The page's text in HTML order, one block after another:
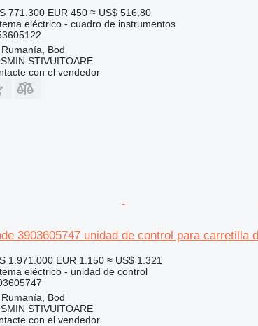
771.300 EUR 450 ≈ US$ 516,80
eléctrico - cuadro de instrumentos
Rumanía, Bod
STIVUITOARE
con el vendedor
3903605747 unidad de control para carretilla
1.971.000 EUR 1.150 ≈ US$ 1.321
eléctrico - unidad de control
Rumanía, Bod
STIVUITOARE
con el vendedor